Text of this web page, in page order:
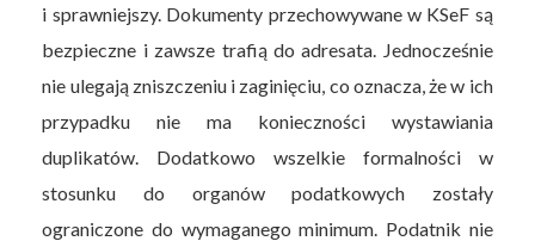
i sprawniejszy. Dokumenty przechowywane w KSeF są
bezpieczne i zawsze trafią do adresata. Jednocześnie
nie ulegają zniszczeniu i zaginięciu, co oznacza, że w ich
przypadku nie ma konieczności wystawiania
duplikatów. Dodatkowo wszelkie formalności w
stosunku do organów podatkowych zostały
ograniczone do wymaganego minimum. Podatnik nie